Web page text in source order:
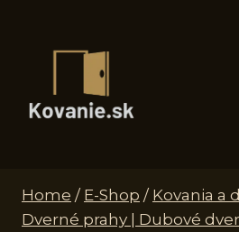
Home / E-Shop / Kovania a
Dverné prahy | Dubové